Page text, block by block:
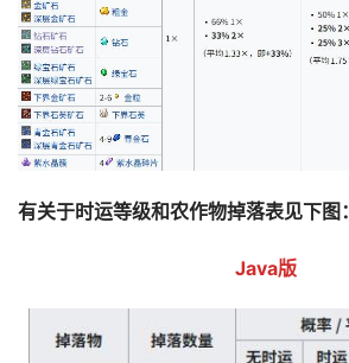
有关于时运等级和农作物掉落表见下图：
Java版